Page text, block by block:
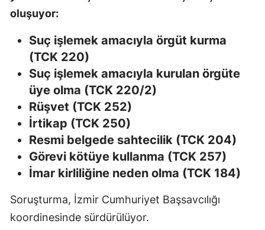
oluşuyor:
Suç işlemek amacıyla örgüt kurma
(TCK 220)
Suç işlemek amacıyla kurulan örgüte
üye olma (TCK 220/2)
Rüşvet (TCK 252)
İrtikap (TCK 250)
Resmi belgede sahtecilik (TCK 204)
Görevi kötüye kullanma (TCK 257)
İmar kirliliğine neden olma (TCK 184)
Soruşturma, İzmir Cumhuriyet Başsavcılığı
koordinesinde sürdürülüyor.